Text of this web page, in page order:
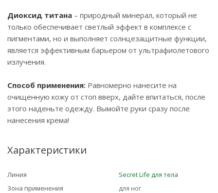
Диоксид титана – природный минерал, который не
только обеспечивает светлый эффект в комплексе с
пигментами, но и выполняет солнцезащитные функции,
является эффективным барьером от ультрафиолетового
излучения.
Способ применения: Равномерно нанесите на
очищенную кожу от стоп вверх, дайте впитаться, после
этого наденьте одежду. Вымойте руки сразу после
нанесения крема!
Характеристики
Линия
Secret Life для тела
Зона применения
для ног